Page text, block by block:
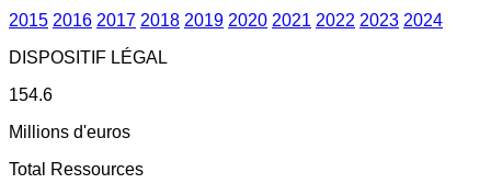
2015 2016 2017 2018 2019 2020 2021 2022 2023 2024
DISPOSITIF LÉGAL
154.6
Millions d'euros
Total Ressources